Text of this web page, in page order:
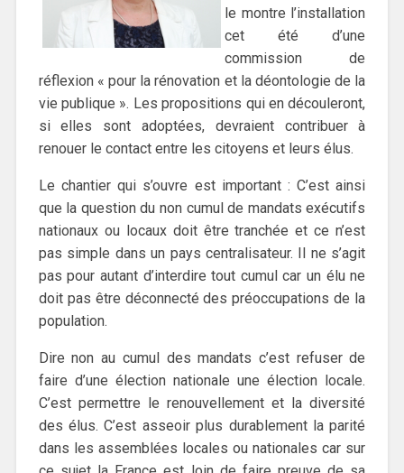
le montre l’installation
cet été d’une
commission de
réflexion « pour la rénovation et la déontologie de la
vie publique ». Les propositions qui en découleront,
si elles sont adoptées, devraient contribuer à
renouer le contact entre les citoyens et leurs élus.
Le chantier qui s’ouvre est important : C’est ainsi
que la question du non cumul de mandats exécutifs
nationaux ou locaux doit être tranchée et ce n’est
pas simple dans un pays centralisateur. Il ne s’agit
pas pour autant d’interdire tout cumul car un élu ne
doit pas être déconnecté des préoccupations de la
population.
Dire non au cumul des mandats c’est refuser de
faire d’une élection nationale une élection locale.
C’est permettre le renouvellement et la diversité
des élus. C’est asseoir plus durablement la parité
dans les assemblées locales ou nationales car sur